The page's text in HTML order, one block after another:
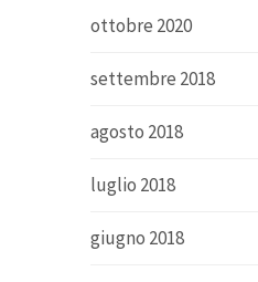
ottobre 2020
settembre 2018
agosto 2018
luglio 2018
giugno 2018